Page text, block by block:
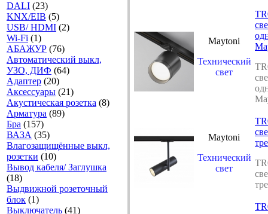
DALI (23)
KNX/EIB (5)
USB/ HDMI (2)
Wi-Fi (1)
АБАЖУР (76)
Автоматический выкл,
УЗО, ДИФ (64)
Адаптер (20)
Аксесcуары (21)
Акустическая розетка (8)
Арматура (89)
Бра (157)
ВАЗА (35)
Влагозащищённые выкл,
розетки (10)
Вывод кабеля/ Заглушка
(18)
Выдвижной розеточный
блок (1)
Выключатель (41)
Maytoni
Технический
свет
Maytoni
Технический
свет